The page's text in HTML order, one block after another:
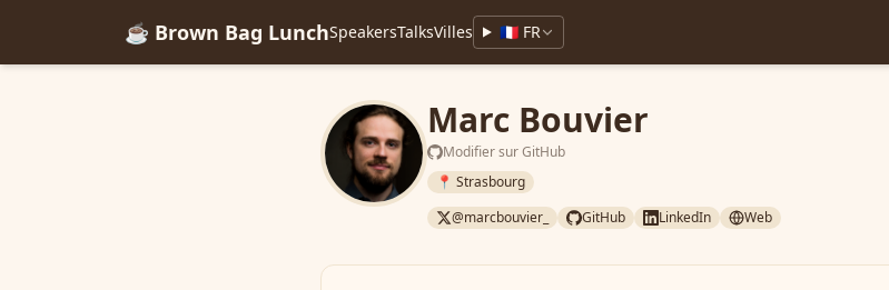
☕ Brown Bag LunchSpeakersTalksVilles 🇫🇷 FR
Marc Bouvier
Modifier sur GitHub
📍 Strasbourg
@marcbouvier_
GitHub LinkedIn Web